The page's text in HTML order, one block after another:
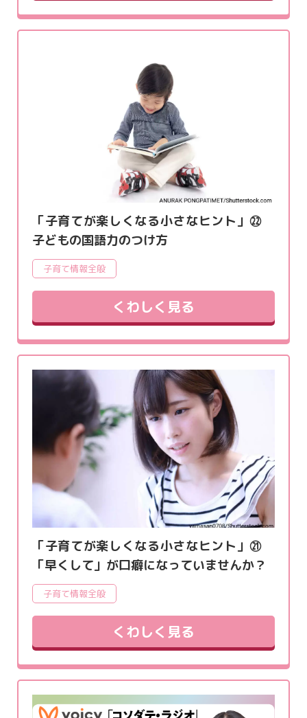
「子育てが楽しくなる小さなヒント」㉒
子どもの国語力のつけ方
子育て情報全般
くわしく見る
「子育てが楽しくなる小さなヒント」㉑
「早くして」が口癖になっていませんか？
子育て情報全般
くわしく見る